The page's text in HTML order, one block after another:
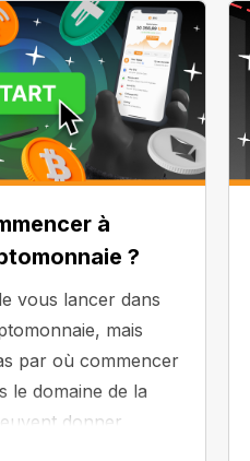
à
?
vous lancer dans
mais
par où commencer
le domaine de la
donner